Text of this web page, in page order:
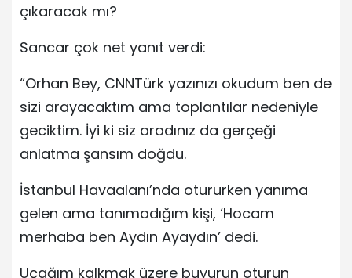
çıkaracak mı?
Sancar çok net yanıt verdi:
“Orhan Bey, CNNTürk yazınızı okudum ben de
sizi arayacaktım ama toplantılar nedeniyle
geciktim. İyi ki siz aradınız da gerçeği
anlatma şansım doğdu.
İstanbul Havaalanı’nda otururken yanıma
gelen ama tanımadığım kişi, ‘Hocam
merhaba ben Aydın Ayaydın’ dedi.
Uçağım kalkmak üzere buyurun oturun